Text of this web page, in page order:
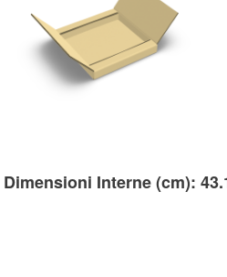
Dimensioni Interne (cm):